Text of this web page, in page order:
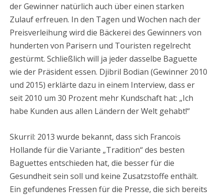
der Gewinner natürlich auch über einen starken
Zulauf erfreuen. In den Tagen und Wochen nach der
Preisverleihung wird die Bäckerei des Gewinners von
hunderten von Parisern und Touristen regelrecht
gestürmt. Schließlich will ja jeder dasselbe Baguette
wie der Präsident essen. Djibril Bodian (Gewinner 2010
und 2015) erklärte dazu in einem Interview, dass er
seit 2010 um 30 Prozent mehr Kundschaft hat: „Ich
habe Kunden aus allen Ländern der Welt gehabt!“
Skurril: 2013 wurde bekannt, dass sich Francois
Hollande für die Variante „Tradition“ des besten
Baguettes entschieden hat, die besser für die
Gesundheit sein soll und keine Zusatzstoffe enthält.
Ein gefundenes Fressen für die Presse, die sich bereits